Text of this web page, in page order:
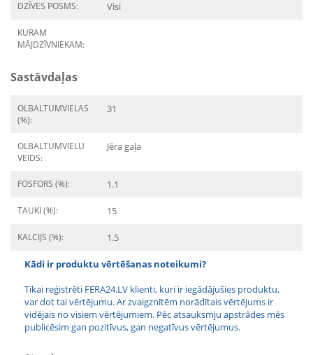
DZĪVES POSMS: Visi
KURAM
MĀJDZĪVNIEKAM:
Sastāvdaļas
OLBALTUMVIELAS
(%):
31
OLBALTUMVIELU
VEIDS:
Jēra gaļa
FOSFORS (%): 1.1
TAUKI (%): 15
KALCIJS (%): 1.5
Kādi ir produktu vērtēšanas noteikumi?
Tikai reģistrēti FERA24.LV klienti, kuri ir iegādājušies produktu,
var dot tai vērtējumu. Ar zvaigznītēm norādītais vērtējums ir
vidējais no visiem vērtējumiem. Pēc atsauksmju apstrādes mēs
publicēsim gan pozitīvus, gan negatīvus vērtējumus.